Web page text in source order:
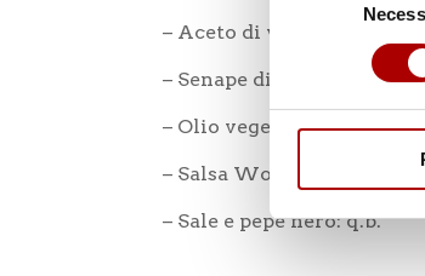
– Aceto di vino rosso: 3
– Senape di Digione: 2
– Olio vegetale: 1
– Salsa Worcestershire: 1
– Sale e pepe nero: q.b.